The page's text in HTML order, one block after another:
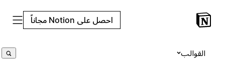
احصل على Notion مجاناً
القوالب